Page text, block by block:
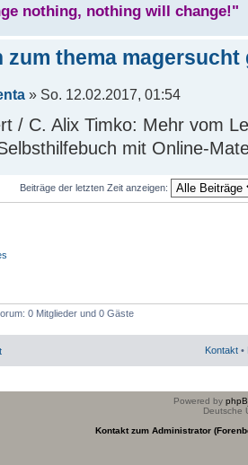
nothing, nothing will change!"
zum thema magersucht
» So. 12.02.2017, 01:54
/ C. Alix Timko: Mehr vom
mit Online-
Beiträge der letzten Zeit anzeigen:
0 Mitglieder und 0 Gäste
Kontakt •
Powered by
Deutsche
Kontakt zum Administrator